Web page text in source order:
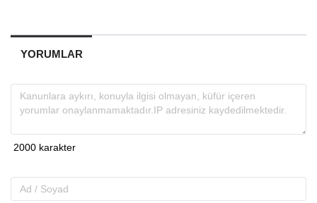
YORUMLAR